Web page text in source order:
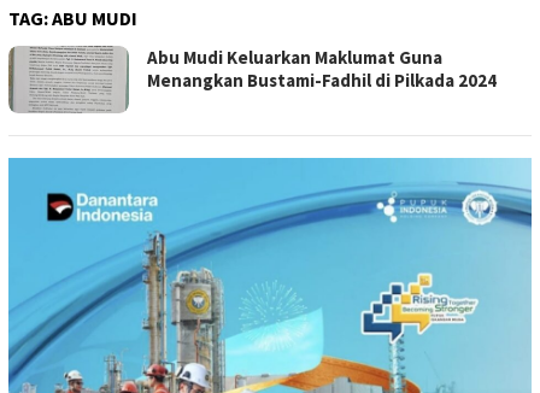
TAG:ABU MUDI
Abu Mudi Keluarkan Maklumat Guna
Menangkan Bustami-Fadhil di Pilkada 2024